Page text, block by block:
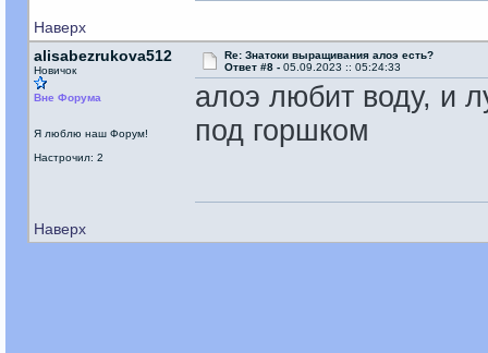
Наверх
alisabezrukova512
Новичок
Вне Форума
Я люблю наш Форум!
Настрочил: 2
Re: Знатоки выращивания алоэ есть?
Ответ #8 - 05.09.2023 :: 05:24:33
алоэ любит воду, и
под горшком
Наверх